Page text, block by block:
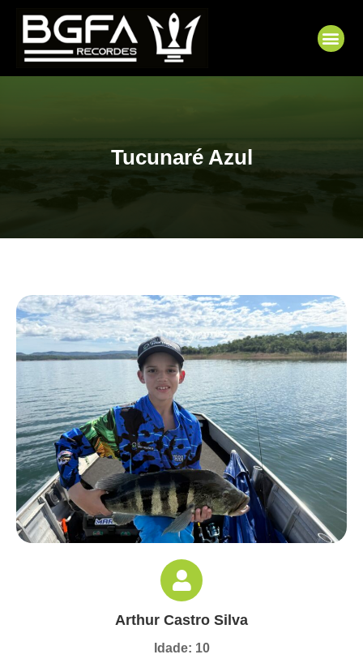
conteúdo
Tucunaré Azul
Arthur Castro Silva
Idade: 10